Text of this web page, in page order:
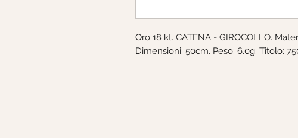
Oro 18 kt. CATENA - GIROCOLLO.
Dimensioni: 50cm. Peso: 6.0g. Titolo: